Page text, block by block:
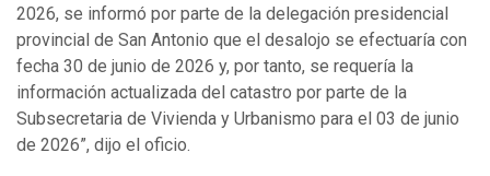
2026, se informó por parte de la delegación presidencial
provincial de San Antonio que el desalojo se efectuaría con
fecha 30 de junio de 2026 y, por tanto, se requería la
información actualizada del catastro por parte de la
Subsecretaria de Vivienda y Urbanismo para el 03 de junio
de 2026”, dijo el oficio.